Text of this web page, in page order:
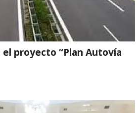
proyecto “Plan Autovía